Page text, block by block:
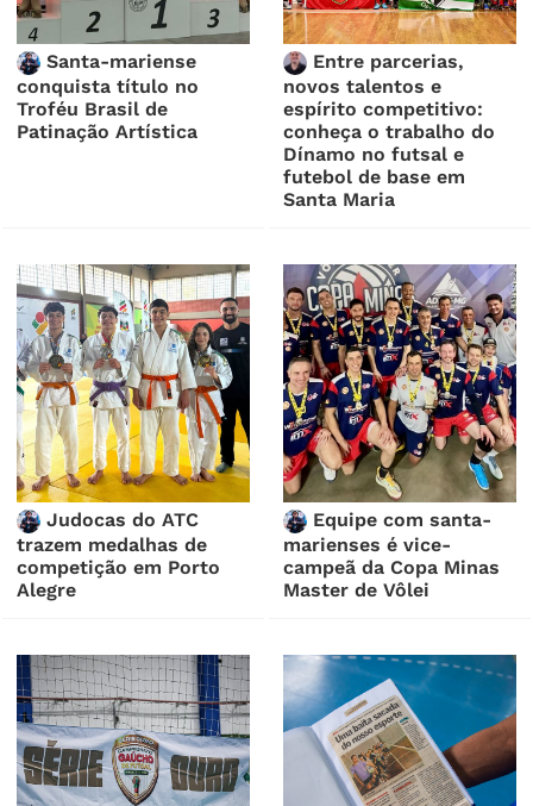
Santa-mariense
conquista título no
Troféu Brasil de
Patinação Artística
Entre parcerias,
novos talentos e
espírito competitivo:
conheça o trabalho do
Dínamo no futsal e
futebol de base em
Santa Maria
Judocas do ATC
trazem medalhas de
competição em Porto
Alegre
Equipe com santa-
marienses é vice-
campeã da Copa Minas
Master de Vôlei